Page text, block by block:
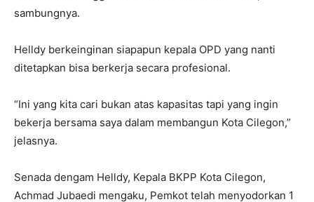
sambungnya.
Helldy berkeinginan siapapun kepala OPD yang nanti
ditetapkan bisa berkerja secara profesional.
“Ini yang kita cari bukan atas kapasitas tapi yang ingin
bekerja bersama saya dalam membangun Kota Cilegon,”
jelasnya.
Senada dengam Helldy, Kepala BKPP Kota Cilegon,
Achmad Jubaedi mengaku, Pemkot telah menyodorkan 1